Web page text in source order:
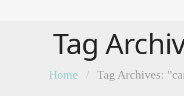
Tag
Home / Tag Archives: